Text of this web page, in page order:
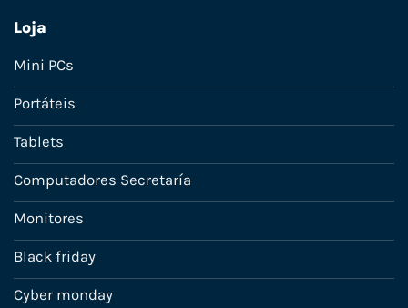
Loja
Mini PCs
Portáteis
Tablets
Computadores Secretaría
Monitores
Black friday
Cyber monday